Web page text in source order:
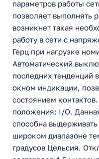
параметров работы
позволяет выполнять
возникнет такая
работу в сети с
Герц при нагрузке
Автоматический
последних тенденций
окном индикации,
состоянием
положения: I/O.
способна
широком диапазоне
градусов Цельсия.